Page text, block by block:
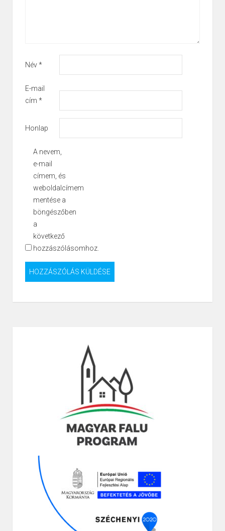
Név*
E-mail
cím *
Honlap
A nevem,
e-mail
címem, és
weboldalcímem
mentése a
böngészőben
a
következő
hozzászólásomhoz.